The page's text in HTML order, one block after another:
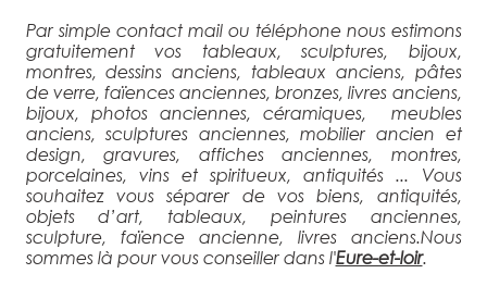
Par simple contact mail ou téléphone nous estimons
gratuitement vos tableaux, sculptures, bijoux,
montres, dessins anciens, tableaux anciens, pâtes
de verre, faïences anciennes, bronzes, livres anciens,
bijoux, photos anciennes, céramiques, meubles
anciens, sculptures anciennes, mobilier ancien et
design, gravures, affiches anciennes, montres,
porcelaines, vins et spiritueux, antiquités ... Vous
souhaitez vous séparer de vos biens, antiquités,
objets d’art, tableaux, peintures anciennes,
sculpture, faïence ancienne, livres anciens.Nous
sommes là pour vous conseiller dans l'Eure-et-loir.